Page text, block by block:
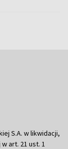
S.A. w likwidacji,
art. 21 ust. 1